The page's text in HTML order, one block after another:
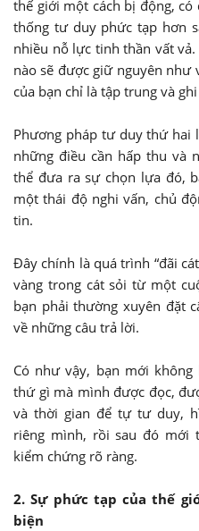
thế giới một cách bị động,
thống tư duy phức tạp hơn
nhiều nỗ lực tinh thần vất
nào sẽ được giữ nguyên như
của bạn chỉ là tập trung và
Phương pháp tư duy thứ hai
những điều cần hấp thu và
thể đưa ra sự chọn lựa đó,
một thái độ nghi vấn, chủ
tin.
Đây chính là quá trình “đãi
vàng trong cát sỏi từ một
bạn phải thường xuyên đặt
về những câu trả lời.
Có như vậy, bạn mới
thứ gì mà mình được đọc,
và thời gian để tự tư duy,
riêng mình, rồi sau đó mới
kiểm chứng rõ ràng.
2. Sự phức tạp của thế
biện